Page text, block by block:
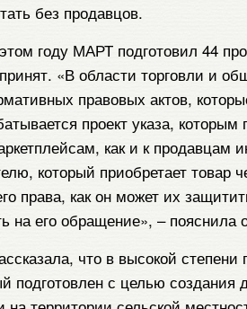
без продавцов.
году МАРТ подготовил 44
«В области торговли и
правовых актов,
проект указа,
как и к продавцам
который приобретает товар
права, как он может их
на его обращение», – пояснила
что в высокой степени
подготовлен с целью создания